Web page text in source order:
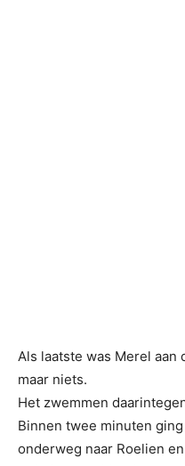
Als laatste was Merel
maar niets.
Het zwemmen
Binnen twee minuten
onderweg naar Roelien